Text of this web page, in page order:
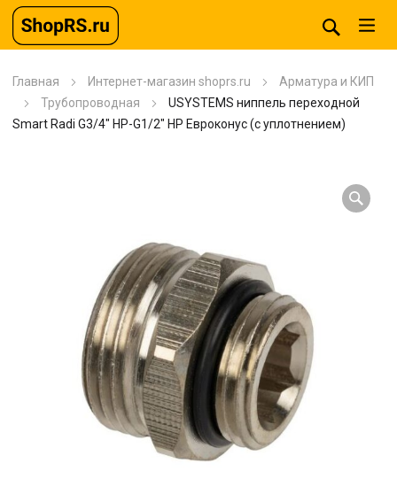
Главная Интернет-магазин shoprs.ru
Арматура и КИП
Трубопроводная
USYSTEMS ниппель переходной
Smart Radi G3/4″ НР-G1/2″ НР Евроконус (с уплотнением)